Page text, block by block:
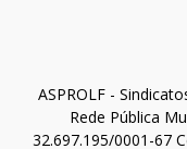
ASPROLF -
Rede Pública
32.697.195/0001-67